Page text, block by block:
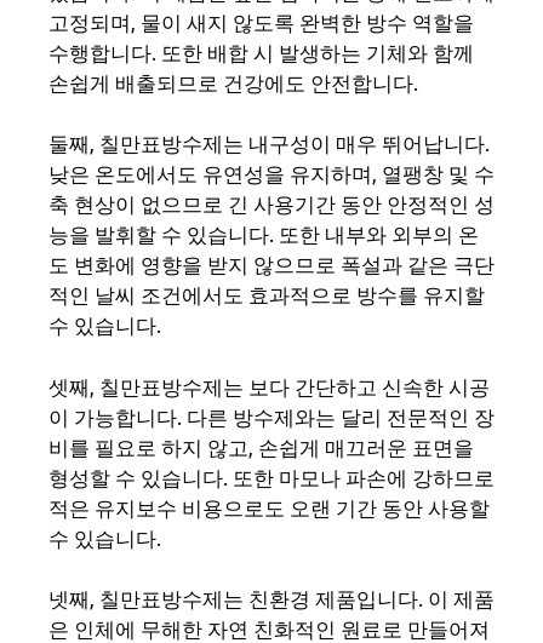
고정되며, 물이 새지 않도록 완벽한 방수 역할을
수행합니다. 또한 배합 시 발생하는 기체와 함께
손쉽게 배출되므로 건강에도 안전합니다.
둘째, 칠만표방수제는 내구성이 매우 뛰어납니다.
낮은 온도에서도 유연성을 유지하며, 열팽창 및 수
축 현상이 없으므로 긴 사용기간 동안 안정적인 성
능을 발휘할 수 있습니다. 또한 내부와 외부의 온
도 변화에 영향을 받지 않으므로 폭설과 같은 극단
적인 날씨 조건에서도 효과적으로 방수를 유지할
수 있습니다.
셋째, 칠만표방수제는 보다 간단하고 신속한 시공
이 가능합니다. 다른 방수제와는 달리 전문적인 장
비를 필요로 하지 않고, 손쉽게 매끄러운 표면을
형성할 수 있습니다. 또한 마모나 파손에 강하므로
적은 유지보수 비용으로도 오랜 기간 동안 사용할
수 있습니다.
넷째, 칠만표방수제는 친환경 제품입니다. 이 제품
은 인체에 무해한 자연 친화적인 원료로 만들어져